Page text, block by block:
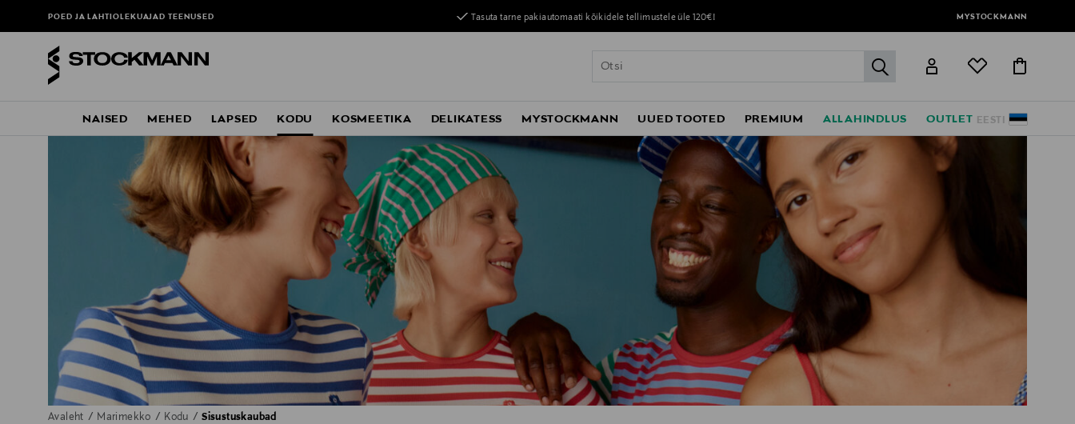
POED JA LAHTIOLEKUAJADTEENUSED Tasuta tarne pakiautomaati kõikidele tellimustele üle 120€! MYSTOCKMANN
label.header.go
EESTI
NAISED MEHED LAPSED KODU KOSMEETIKA DELIKATESS MYSTOCKMANN UUED TOOTED PREMIUM ALLAHINDLUS OUTLET
Avaleht Marimekko Kodu Sisustuskaubad